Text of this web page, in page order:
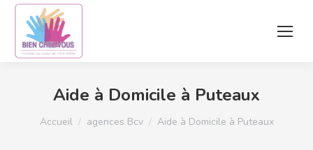
Aide à Domicile à Puteaux
Vous êtes ici :
Accueil agences Bcv Aide à Domicile à Puteaux